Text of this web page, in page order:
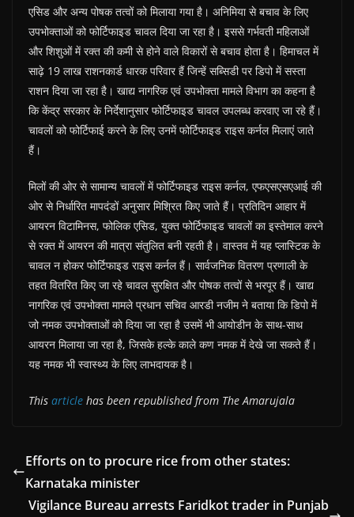
एसिड और अन्य पोषक तत्वों को मिलाया गया है। अनिमिया से बचाव के लिए
उपभोक्ताओं को फोर्टिफाइड चावल दिया जा रहा है। इससे गर्भवती महिलाओं
और शिशुओं में रक्त की कमी से होने वाले विकारों से बचाव होता है। हिमाचल में
साढ़े 19 लाख राशनकार्ड धारक परिवार हैं जिन्हें सब्सिडी पर डिपो में सस्ता
राशन दिया जा रहा है। खाद्य नागरिक एवं उपभोक्ता मामले विभाग का कहना है
कि केंद्र सरकार के निर्देशानुसार फोर्टिफाइड चावल उपलब्ध करवाए जा रहे हैं।
चावलों को फोर्टिफाई करने के लिए उनमें फोर्टिफाइड राइस कर्नल मिलाएं जाते
हैं।
मिलों की ओर से सामान्य चावलों में फोर्टिफाइड राइस कर्नल, एफएसएसएआई की
ओर से निर्धारित मापदंडों अनुसार मिश्रित किए जाते हैं। प्रतिदिन आहार में
आयरन विटामिनस, फोलिक एसिड, युक्त फोर्टिफाइड चावलों का इस्तेमाल करने
से रक्त में आयरन की मात्रा संतुलित बनी रहती है। वास्तव में यह प्लास्टिक के
चावल न होकर फोर्टिफाइड राइस कर्नल हैं। सार्वजनिक वितरण प्रणाली के
तहत वितरित किए जा रहे चावल सुरक्षित और पोषक तत्वों से भरपूर हैं। खाद्य
नागरिक एवं उपभोक्ता मामले प्रधान सचिव आरडी नजीम ने बताया कि डिपो में
जो नमक उपभोक्ताओं को दिया जा रहा है उसमें भी आयोडीन के साथ-साथ
आयरन मिलाया जा रहा है, जिसके हल्के काले कण नमक में देखे जा सकते हैं।
यह नमक भी स्वास्थ्य के लिए लाभदायक है।
This article has been republished from The Amarujala
Efforts on to procure rice from other states:
Karnataka minister
Vigilance Bureau arrests Faridkot trader in Punjab